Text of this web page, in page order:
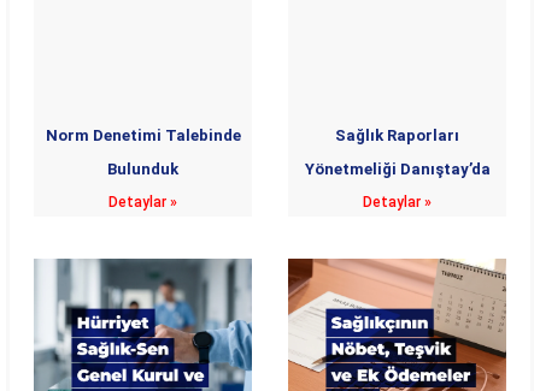
Norm Denetimi Talebinde
Bulunduk
Detaylar »
Sağlık Raporları
Yönetmeliği Danıştay’da
Detaylar »